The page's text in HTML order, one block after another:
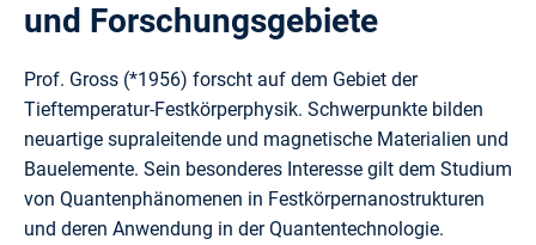
und Forschungsgebiete
Prof. Gross (*1956) forscht auf dem Gebiet der
Tieftemperatur-Festkörperphysik. Schwerpunkte bilden
neuartige supraleitende und magnetische Materialien und
Bauelemente. Sein besonderes Interesse gilt dem Studium
von Quantenphänomenen in Festkörpernanostrukturen
und deren Anwendung in der Quantentechnologie.